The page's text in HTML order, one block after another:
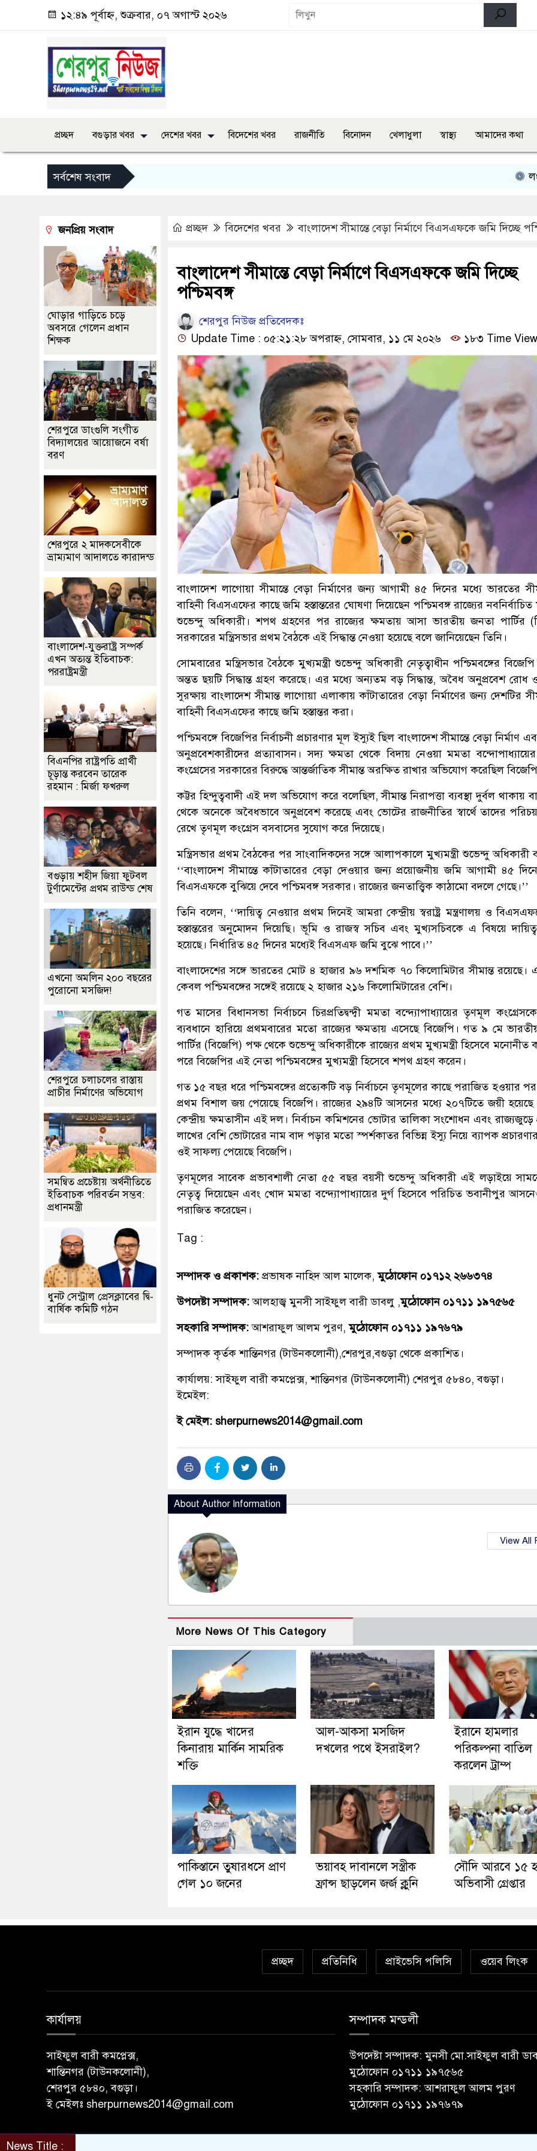
১২:৪৯ পূর্বাহ্ন, শুক্রবার, ০৭ অগাস্ট ২০২৬
প্রচ্ছদ বগুড়ার খবর দেশের খবর বিদেশের খবর রাজনীতি বিনোদন খেলাধুলা স্বাস্থ্য আমাদের কথা
সর্বশেষ সংবাদ লংমার্চ ও
প্রচ্ছদ বিদেশের খবর বাংলাদেশ সীমান্তে বেড়া নির্মাণে বিএসএফকে জমি দিচ্ছে
বাংলাদেশ সীমান্তে বেড়া নির্মাণে বিএসএফকে জমি দিচ্ছে
পশ্চিমবঙ্গ
শেরপুর নিউজ প্রতিবেদকঃ
Update Time : ০৫:২১:২৮ অপরাহ্ন, সোমবার, ১১ মে ২০২৬
১৮৩ Time View
বাংলাদেশ লাগোয়া সীমান্তে বেড়া নির্মাণের জন্য আগামী ৪৫ দিনের মধ্যে ভারতের
বাহিনী বিএসএফের কাছে জমি হস্তান্তরের ঘোষণা দিয়েছেন পশ্চিমবঙ্গ রাজ্যের নবনির্বাচিত
শুভেন্দু অধিকারী। শপথ গ্রহণের পর রাজ্যের ক্ষমতায় আসা ভারতীয় জনতা পার্টির
সরকারের মন্ত্রিসভার প্রথম বৈঠকে এই সিদ্ধান্ত নেওয়া হয়েছে বলে জানিয়েছেন তিনি।
সোমবারের মন্ত্রিসভার বৈঠকে মুখ্যমন্ত্রী শুভেন্দু অধিকারী নেতৃত্বাধীন পশ্চিমবঙ্গের
অন্তত ছয়টি সিদ্ধান্ত গ্রহণ করেছে। এর মধ্যে অন্যতম বড় সিদ্ধান্ত, অবৈধ অনুপ্রবেশ রোধ ও
সুরক্ষায় বাংলাদেশ সীমান্ত লাগোয়া এলাকায় কাঁটাতারের বেড়া নির্মাণের জন্য দেশটির
বাহিনী বিএসএফের কাছে জমি হস্তান্তর করা।
পশ্চিমবঙ্গে বিজেপির নির্বাচনী প্রচারণার মূল ইস্যুই ছিল বাংলাদেশ সীমান্তে বেড়া নির্মাণ
অনুপ্রবেশকারীদের প্রত্যাবাসন। সদ্য ক্ষমতা থেকে বিদায় নেওয়া মমতা
কংগ্রেসের সরকারের বিরুদ্ধে আন্তর্জাতিক সীমান্ত অরক্ষিত রাখার অভিযোগ করেছিল
কট্টর হিন্দুত্ববাদী এই দল অভিযোগ করে বলেছিল, সীমান্ত নিরাপত্তা ব্যবস্থা দুর্বল থাকায়
থেকে অনেকে অবৈধভাবে অনুপ্রবেশ করেছে এবং ভোটের রাজনীতির স্বার্থে তাদের
রেখে তৃণমূল কংগ্রেস বসবাসের সুযোগ করে দিয়েছে।
মন্ত্রিসভার প্রথম বৈঠকের পর সাংবাদিকদের সঙ্গে আলাপকালে মুখ্যমন্ত্রী শুভেন্দু অধিকারী
‘‘বাংলাদেশ সীমান্তে কাঁটাতারের বেড়া দেওয়ার জন্য প্রয়োজনীয় জমি আগামী ৪৫
বিএসএফকে বুঝিয়ে দেবে পশ্চিমবঙ্গ সরকার। রাজ্যের জনতাত্ত্বিক কাঠামো বদলে গেছে।’’
তিনি বলেন, ‘‘দায়িত্ব নেওয়ার প্রথম দিনেই আমরা কেন্দ্রীয় স্বরাষ্ট্র মন্ত্রণালয় ও
হস্তান্তরের অনুমোদন দিয়েছি। ভূমি ও রাজস্ব সচিব এবং মুখ্যসচিবকে এ বিষয়ে
হয়েছে। নির্ধারিত ৪৫ দিনের মধ্যেই বিএসএফ জমি বুঝে পাবে।’’
বাংলাদেশের সঙ্গে ভারতের মোট ৪ হাজার ৯৬ দশমিক ৭০ কিলোমিটার সীমান্ত রয়েছে।
কেবল পশ্চিমবঙ্গের সঙ্গেই রয়েছে ২ হাজার ২১৬ কিলোমিটারের বেশি।
গত মাসের বিধানসভা নির্বাচনে চিরপ্রতিদ্বন্দ্বী মমতা বন্দ্যোপাধ্যায়ের তৃণমূল
ব্যবধানে হারিয়ে প্রথমবারের মতো রাজ্যের ক্ষমতায় এসেছে বিজেপি। গত ৯ মে
পার্টির (বিজেপি) পক্ষ থেকে শুভেন্দু অধিকারীকে রাজ্যের প্রথম মুখ্যমন্ত্রী হিসেবে মনোনীত
পরে বিজেপির এই নেতা পশ্চিমবঙ্গের মুখ্যমন্ত্রী হিসেবে শপথ গ্রহণ করেন।
গত ১৫ বছর ধরে পশ্চিমবঙ্গের প্রত্যেকটি বড় নির্বাচনে তৃণমূলের কাছে পরাজিত হওয়ার
প্রথম বিশাল জয় পেয়েছে বিজেপি। রাজ্যের ২৯৪টি আসনের মধ্যে ২০৭টিতে জয়ী হয়েছে
কেন্দ্রীয় ক্ষমতাসীন এই দল। নির্বাচন কমিশনের ভোটার তালিকা সংশোধন এবং রাজ্যজুড়ে
লাখের বেশি ভোটারের নাম বাদ পড়ার মতো স্পর্শকাতর বিভিন্ন ইস্যু নিয়ে ব্যাপক
ওই সাফল্য পেয়েছে বিজেপি।
তৃণমূলের সাবেক প্রভাবশালী নেতা ৫৫ বছর বয়সী শুভেন্দু অধিকারী এই লড়াইয়ে
নেতৃত্ব দিয়েছেন এবং খোদ মমতা বন্দ্যোপাধ্যায়ের দুর্গ হিসেবে পরিচিত ভবানীপুর
পরাজিত করেছেন।
Tag :
সম্পাদক ও প্রকাশক: প্রভাষক নাহিদ আল মালেক,মুঠোফোন ০১৭১২ ২৬৬৩৭৪
উপদেষ্টা সম্পাদক:আলহাজ্ব মুনসী সাইফুল বারী ডাবলু ,মুঠোফোন ০১৭১১ ১৯৭৫৬৫
সহকারি সম্পাদক:আশরাফুল আলম পুরণ,মুঠোফোন ০১৭১১ ১৯৭৬৭৯
সম্পাদক কৃর্তক শান্তিনগর (টাউনকলোনী),শেরপুর,বগুড়া থেকে প্রকাশিত।
কার্যালয়: সাইফুল বারী কমপ্লেক্স, শান্তিনগর (টাউনকলোনী) শেরপুর ৫৮৪০, বগুড়া।
ইমেইল:
ই মেইল: sherpurnews2014@gmail.com
About Author Information
View All
More News Of This Category
ইরান যুদ্ধে খাদের
কিনারায় মার্কিন সামরিক
শক্তি
আল-আকসা মসজিদ
দখলের পথে ইসরাইল?
ইরানে হামলার
পরিকল্পনা বাতিল
করলেন ট্রাম্প
পাকিস্তানে তুষারধসে প্রাণ
গেল ১০ জনের
ভয়াবহ দাবানলে সস্ত্রীক
ফ্রান্স ছাড়লেন জর্জ ক্লুনি
সৌদি আরবে ১৫
অভিবাসী গ্রেপ্তার
জনপ্রিয় সংবাদ
ঘোড়ার গাড়িতে চড়ে
অবসরে গেলেন প্রধান
শিক্ষক
শেরপুরে ডাংগুলি সংগীত
বিদ্যালয়ের আয়োজনে বর্ষা
বরণ
শেরপুরে ২ মাদকসেবীকে
ভ্রাম্যমাণ আদালতে কারাদন্ড
বাংলাদেশ-যুক্তরাষ্ট্র সম্পর্ক
এখন অত্যন্ত ইতিবাচক:
পররাষ্ট্রমন্ত্রী
বিএনপির রাষ্ট্রপতি প্রার্থী
চূড়ান্ত করবেন তারেক
রহমান : মির্জা ফখরুল
বগুড়ায় শহীদ জিয়া ফুটবল
টুর্ণামেন্টের প্রথম রাউন্ড শেষ
এখনো অমলিন ২০০ বছরের
পুরোনো মসজিদ!
শেরপুরে চলাচলের রাস্তায়
প্রাচীর নির্মাণের অভিযোগ
সমন্বিত প্রচেষ্টায় অর্থনীতিতে
ইতিবাচক পরিবর্তন সম্ভব:
প্রধানমন্ত্রী
ধুনট সেন্ট্রাল প্রেসক্লাবের দ্বি-
বার্ষিক কমিটি গঠন
প্রচ্ছদ প্রতিনিধি প্রাইভেসি পলিসি ওয়েব লিংক
কার্যালয়
সাইফুল বারী কমপ্লেক্স,
শান্তিনগর (টাউনকলোনী),
শেরপুর ৫৮৪০, বগুড়া।
ই মেইলঃ sherpurnews2014@gmail.com
সম্পাদক মন্ডলী
উপদেষ্টা সম্পাদক: মুনসী মো.সাইফুল বারী
মুঠোফোন ০১৭১১ ১৯৭৫৬৫
সহকারি সম্পাদক: আশরাফুল আলম পুরণ
মুঠোফোন ০১৭১১ ১৯৭৬৭৯
News Title :